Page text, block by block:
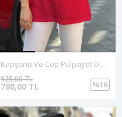
Kapşonu Ve Cep Pulpayet Detay Keten Gömlek-Kırmızı
780,00 TL
925,00 TL
%16